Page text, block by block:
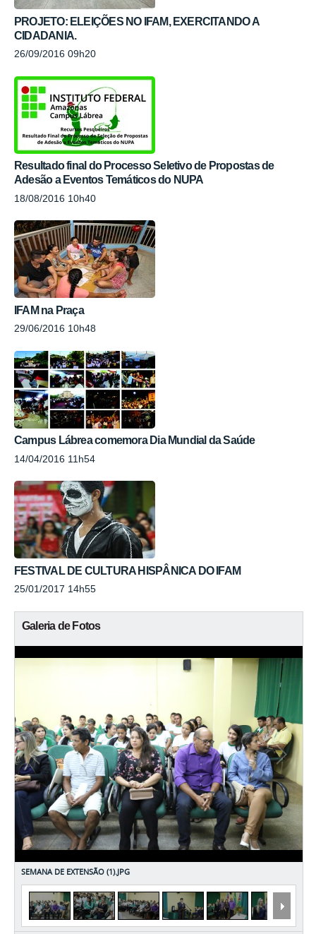
PROJETO: ELEIÇÕES NO IFAM, EXERCITANDO A
CIDADANIA.
26/09/2016 09h20
Resultado final do Processo Seletivo de Propostas de
Adesão a Eventos Temáticos do NUPA
18/08/2016 10h40
IFAM na Praça
29/06/2016 10h48
Campus Lábrea comemora Dia Mundial da Saúde
14/04/2016 11h54
FESTIVAL DE CULTURA HISPÂNICA DO IFAM
25/01/2017 14h55
Galeria de Fotos
SEMANA DE EXTENSÃO (1).JPG